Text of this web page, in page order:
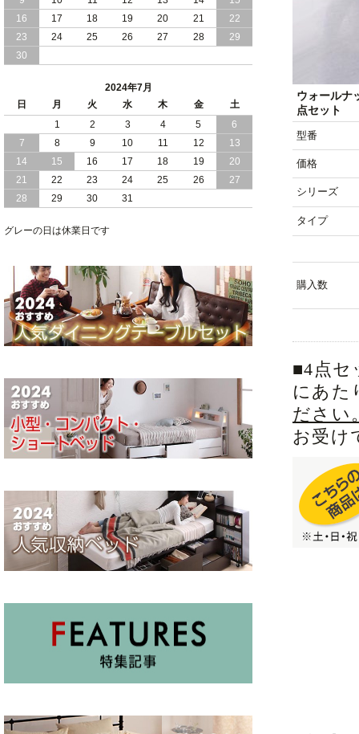
ウォールナ
点セット
型番
価格
シリーズ
タイプ
購入数
■4点セ
にあた
ださい
お受け
2024/03/28
おすすめ クイーン キング ワイドキング
サイズ で 通気性ある すのこ仕様 大容
畳 仕様 で 敷き布団 が使える 引き出し
収納 付き 大容量 チェスト ベッド 日本
製 ヘッドボードなし
2024/02/23
畳 の 床面 で 敷き布団 で 寝られる 引き
出し 収納庫 付 大容量 チェスト ベッド
日本製
し 収納庫 付き チェスト ベッド 日本製
16
17 18 19 20 21
22
23
24 25 26 27 28
29
30
2024年7月
日
月 火 水 木 金
土
1
2 3 4 5
6
7
8 9 10 11 12
13
14
15 16 17 18 19
20
21
22 23 24 25 26
27
28
29 30 31
グレーの日は休業日です